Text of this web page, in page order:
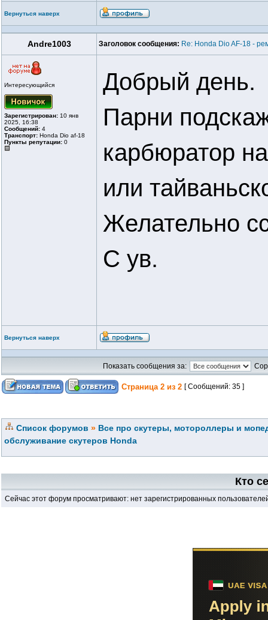
Вернуться наверх
Andre1003 Заголовок сообщения: Re: Honda Dio AF-18 -
Интересующийся
Зарегистрирован: 10 янв
2025, 16:38
Сообщений: 4
Транспорт: Honda Dio af-18
Пункты репутации: 0
Добрый день.
Парни
карбюратор
или
Желательно
С ув.
Вернуться наверх
Показать сообщения за:
Страница 2 из 2 [ Сообщений: 35 ]
Список форумов » Все про скутеры, мотороллеры и
обслуживание скутеров Honda
Кто
Сейчас этот форум просматривают: нет зарегистрированных